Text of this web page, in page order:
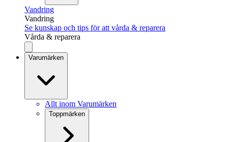
Vandring
Vandring
Se kunskap och tips för att vårda & reparera
Vårda & reparera
Varumärken
Allt inom Varumärken
Toppmärken